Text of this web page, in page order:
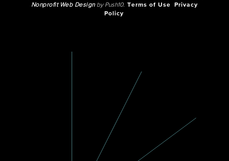
Nonprofit Web Designby Push10. Terms of Use
Privacy
Policy